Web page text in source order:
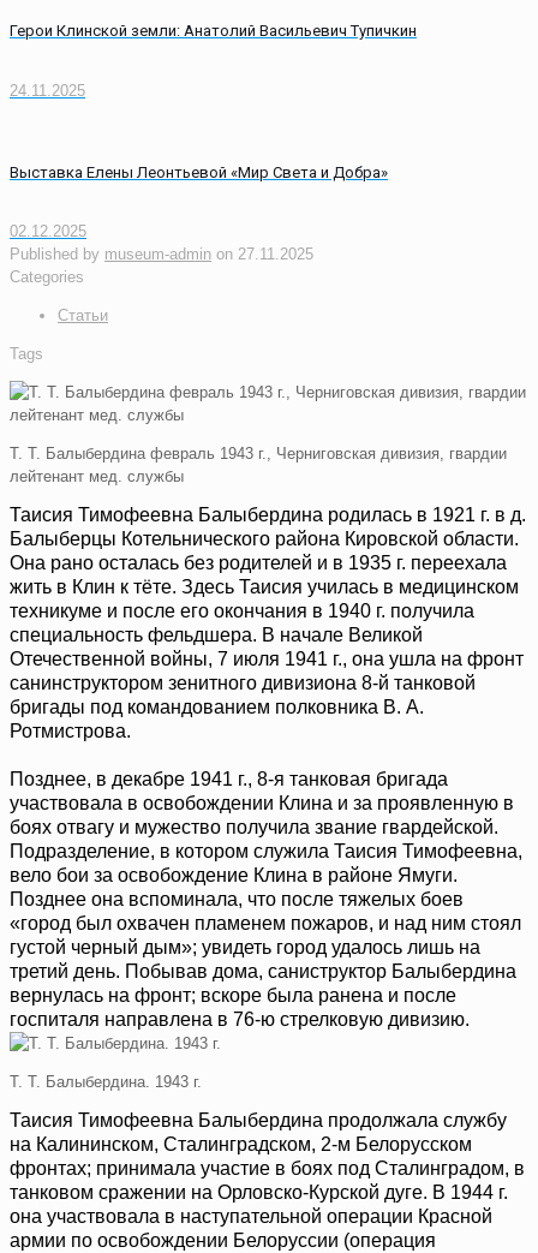
Герои Клинской земли: Анатолий Васильевич Тупичкин
24.11.2025
Выставка Елены Леонтьевой «Мир Света и Добра»
02.12.2025
Published by museum-admin on 27.11.2025
Categories
Статьи
Tags
Т. Т. Балыбердина февраль 1943 г., Черниговская дивизия, гвардии
лейтенант мед. службы
Таисия Тимофеевна Балыбердина родилась в 1921 г. в д.
Балыберцы Котельнического района Кировской области.
Она рано осталась без родителей и в 1935 г. переехала
жить в Клин к тёте. Здесь Таисия училась в медицинском
техникуме и после его окончания в 1940 г. получила
специальность фельдшера. В начале Великой
Отечественной войны, 7 июля 1941 г., она ушла на фронт
санинструктором зенитного дивизиона 8-й танковой
бригады под командованием полковника В. А.
Ротмистрова.
Позднее, в декабре 1941 г., 8-я танковая бригада
участвовала в освобождении Клина и за проявленную в
боях отвагу и мужество получила звание гвардейской.
Подразделение, в котором служила Таисия Тимофеевна,
вело бои за освобождение Клина в районе Ямуги.
Позднее она вспоминала, что после тяжелых боев
«город был охвачен пламенем пожаров, и над ним стоял
густой черный дым»; увидеть город удалось лишь на
третий день. Побывав дома, саниструктор Балыбердина
вернулась на фронт; вскоре была ранена и после
госпиталя направлена в 76-ю стрелковую дивизию.
Т. Т. Балыбердина. 1943 г.
Таисия Тимофеевна Балыбердина продолжала службу
на Калининском, Сталинградском, 2-м Белорусском
фронтах; принимала участие в боях под Сталинградом, в
танковом сражении на Орловско-Курской дуге. В 1944 г.
она участвовала в наступательной операции Красной
армии по освобождении Белоруссии (операция